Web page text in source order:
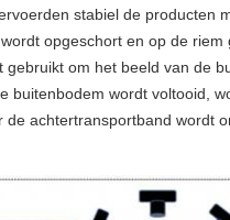
stabiel de
opgeschort en op de
gebruikt om het beeld van de
buitenbodem wordt voltooid,
de achtertransportband wordt